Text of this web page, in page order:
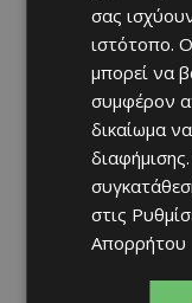
σας
ιστότοπο.
μπορεί να
συμφέρον
δικαίωμα
διαφήμισης
στις
Απορρήτου